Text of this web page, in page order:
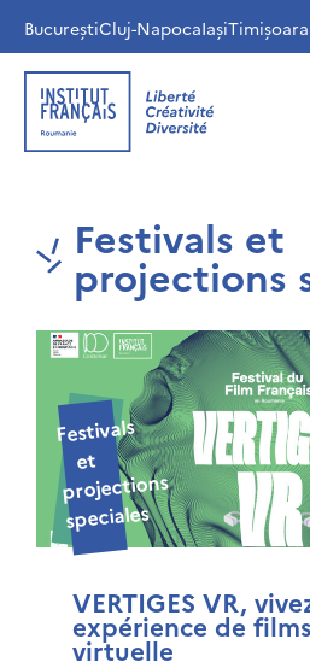
BucureștiCluj-NapocaIașiTimișoara
Festivals et
projections
Festivals
et
projections
speciales
VERTIGES VR,
expérience de
virtuelle